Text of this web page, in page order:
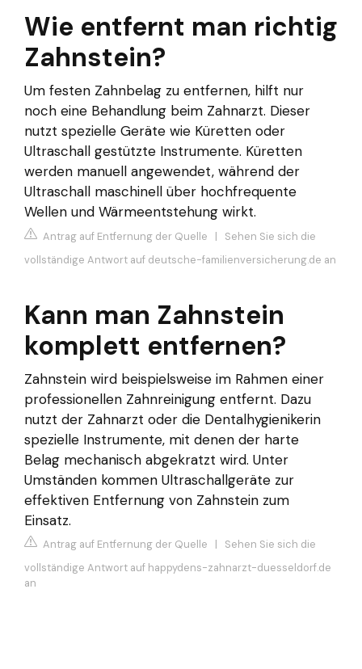
Wie entfernt man richtig
Zahnstein?
Um festen Zahnbelag zu entfernen, hilft nur
noch eine Behandlung beim Zahnarzt. Dieser
nutzt spezielle Geräte wie Küretten oder
Ultraschall gestützte Instrumente. Küretten
werden manuell angewendet, während der
Ultraschall maschinell über hochfrequente
Wellen und Wärmeentstehung wirkt.
Antrag auf Entfernung der Quelle | Sehen Sie sich die
vollständige Antwort auf deutsche-familienversicherung.de an
Kann man Zahnstein
komplett entfernen?
Zahnstein wird beispielsweise im Rahmen einer
professionellen Zahnreinigung entfernt. Dazu
nutzt der Zahnarzt oder die Dentalhygienikerin
spezielle Instrumente, mit denen der harte
Belag mechanisch abgekratzt wird. Unter
Umständen kommen Ultraschallgeräte zur
effektiven Entfernung von Zahnstein zum
Einsatz.
Antrag auf Entfernung der Quelle | Sehen Sie sich die
vollständige Antwort auf happydens-zahnarzt-duesseldorf.de
an